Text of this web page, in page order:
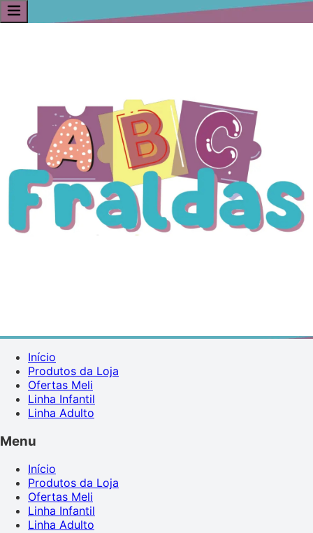
Início
Produtos da Loja
Ofertas Meli
Linha Infantil
Linha Adulto
Menu
Início
Produtos da Loja
Ofertas Meli
Linha Infantil
Linha Adulto